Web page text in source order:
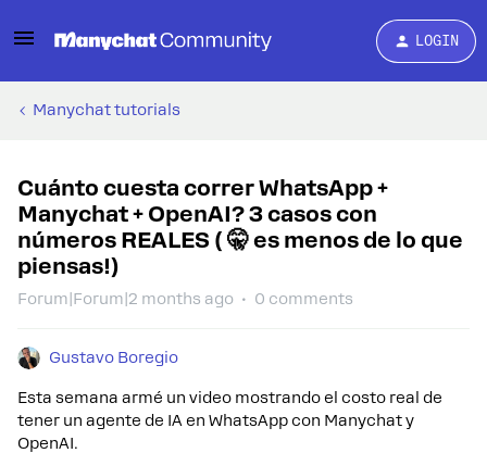
LOGIN
Manychat tutorials
Cuánto cuesta correr WhatsApp +
Manychat + OpenAI? 3 casos con
números REALES ( 🤫 es menos de lo que
piensas!)
Forum|Forum|2 months ago 0 comments
Gustavo Boregio
Esta semana armé un video mostrando el costo real de
tener un agente de IA en WhatsApp con Manychat y
OpenAI.